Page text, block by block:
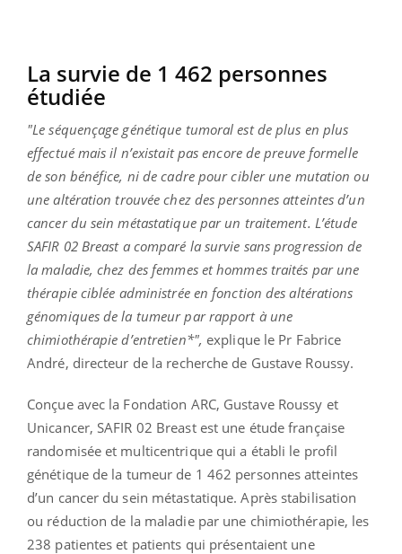
La survie de 1 462 personnes
étudiée
"Le séquençage génétique tumoral est de plus en plus
effectué mais il n’existait pas encore de preuve formelle
de son bénéfice, ni de cadre pour cibler une mutation ou
une altération trouvée chez des personnes atteintes d’un
cancer du sein métastatique par un traitement. L’étude
SAFIR 02 Breast a comparé la survie sans progression de
la maladie, chez des femmes et hommes traités par une
thérapie ciblée administrée en fonction des altérations
génomiques de la tumeur par rapport à une
chimiothérapie d’entretien*", explique le Pr Fabrice
André, directeur de la recherche de Gustave Roussy.
Conçue avec la Fondation ARC, Gustave Roussy et
Unicancer, SAFIR 02 Breast est une étude française
randomisée et multicentrique qui a établi le profil
génétique de la tumeur de 1 462 personnes atteintes
d’un cancer du sein métastatique. Après stabilisation
ou réduction de la maladie par une chimiothérapie, les
238 patientes et patients qui présentaient une